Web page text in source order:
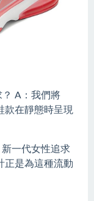
A：我們將
款在靜態時呈現
一代女性追求
正是為這種流動